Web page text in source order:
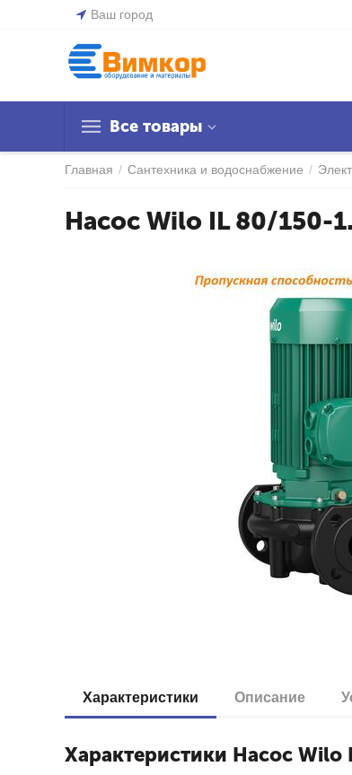
Ваш город
Все товары
Главная / Сантехника и водоснабжение /
Насос Wilo IL 80/150-
Характеристики Описание
Характеристики Насос